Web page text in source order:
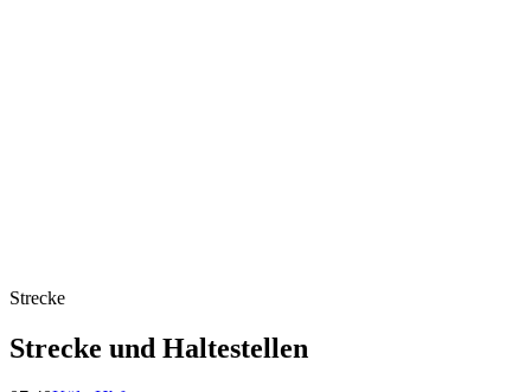
Strecke
Strecke und Haltestellen